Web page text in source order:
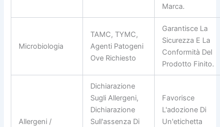
Marca.
Microbiologia
TAMC, TYMC,
Agenti Patogeni
Ove Richiesto
Garantisce La
Sicurezza E La
Conformità Del
Prodotto Finito.
Allergeni /
Dichiarazione
Sugli Allergeni,
Dichiarazione
Sull'assenza Di
Favorisce
L'adozione Di
Un'etichetta